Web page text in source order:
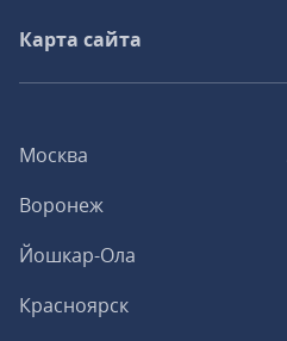
Москва
Воронеж
Йошкар-Ола
Красноярск
Карта сайта